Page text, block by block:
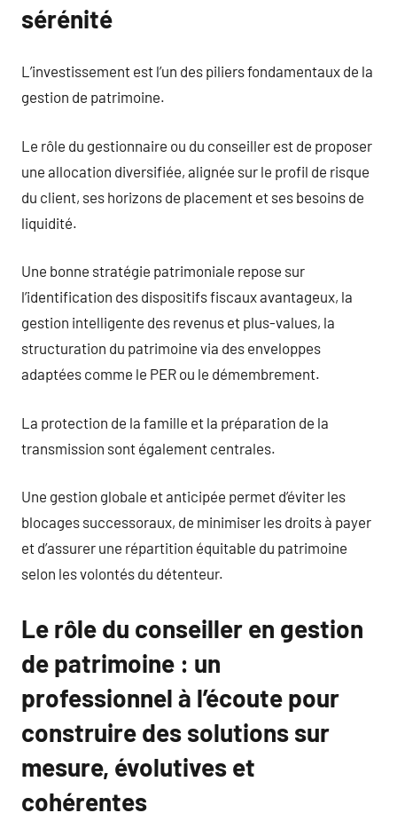
sérénité
L’investissement est l’un des piliers fondamentaux de la
gestion de patrimoine.
Le rôle du gestionnaire ou du conseiller est de proposer
une allocation diversifiée, alignée sur le profil de risque
du client, ses horizons de placement et ses besoins de
liquidité.
Une bonne stratégie patrimoniale repose sur
l’identification des dispositifs fiscaux avantageux, la
gestion intelligente des revenus et plus-values, la
structuration du patrimoine via des enveloppes
adaptées comme le PER ou le démembrement.
La protection de la famille et la préparation de la
transmission sont également centrales.
Une gestion globale et anticipée permet d’éviter les
blocages successoraux, de minimiser les droits à payer
et d’assurer une répartition équitable du patrimoine
selon les volontés du détenteur.
Le rôle du conseiller en gestion
de patrimoine : un
professionnel à l’écoute pour
construire des solutions sur
mesure, évolutives et
cohérentes